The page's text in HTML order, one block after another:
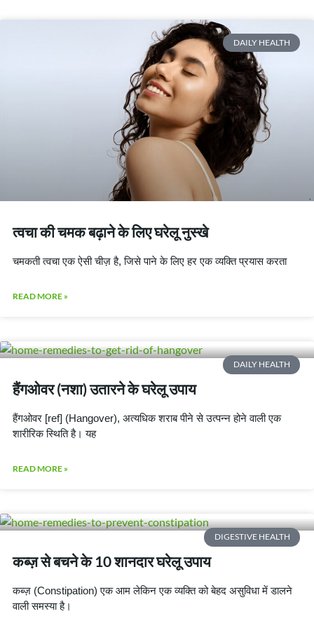
DAILY HEALTH
त्वचा की चमक बढ़ाने के लिए घरेलू नुस्खे
चमकती त्वचा एक ऐसी चीज़ है, जिसे पाने के लिए हर एक व्यक्ति प्रयास करता
READ MORE »
DAILY HEALTH
हैंगओवर (नशा) उतारने के घरेलू उपाय
हैंगओवर [ref] (Hangover), अत्यधिक शराब पीने से उत्पन्न होने वाली एक
शारीरिक स्थिति है। यह
READ MORE »
DIGESTIVE HEALTH
कब्ज़ से बचने के 10 शानदार घरेलू उपाय
कब्ज़ (Constipation) एक आम लेकिन एक व्यक्ति को बेहद असुविधा में डालने
वाली समस्या है।